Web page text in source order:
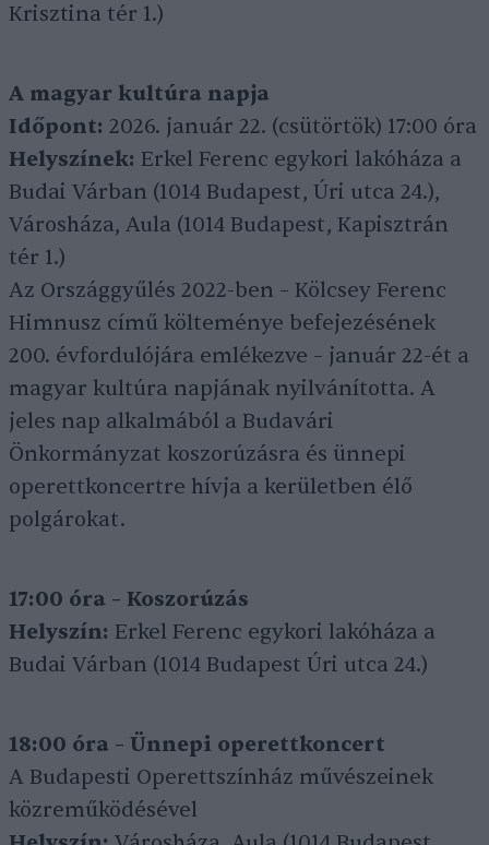
Krisztina tér 1.)
A magyar kultúra napja
Időpont: 2026. január 22. (csütörtök) 17:00 óra
Helyszínek: Erkel Ferenc egykori lakóháza a
Budai Várban (1014 Budapest, Úri utca 24.),
Városháza, Aula (1014 Budapest, Kapisztrán
tér 1.)
Az Országgyűlés 2022-ben – Kölcsey Ferenc
Himnusz című költeménye befejezésének
200. évfordulójára emlékezve – január 22-ét a
magyar kultúra napjának nyilvánította. A
jeles nap alkalmából a Budavári
Önkormányzat koszorúzásra és ünnepi
operettkoncertre hívja a kerületben élő
polgárokat.
17:00 óra – Koszorúzás
Helyszín: Erkel Ferenc egykori lakóháza a
Budai Várban (1014 Budapest Úri utca 24.)
18:00 óra – Ünnepi operettkoncert
A Budapesti Operettszínház művészeinek
közreműködésével